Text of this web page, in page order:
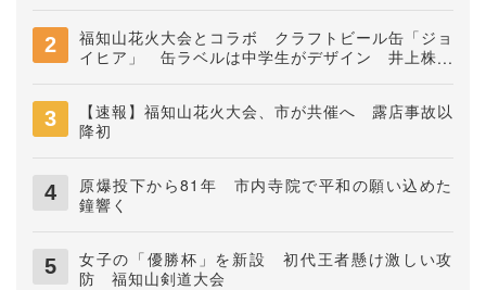
福知山花火大会とコラボ クラフトビール缶「ジョ
イヒア」 缶ラベルは中学生がデザイン 井上株式
【速報】福知山花火大会、市が共催へ 露店事故以
降初
原爆投下から81年 市内寺院で平和の願い込めた
鐘響く
女子の「優勝杯」を新設 初代王者懸け激しい攻
防 福知山剣道大会